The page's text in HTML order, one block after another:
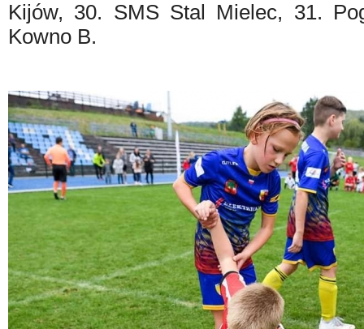
Kijów, 30. SMS Stal Mielec, 31.
Kowno B.